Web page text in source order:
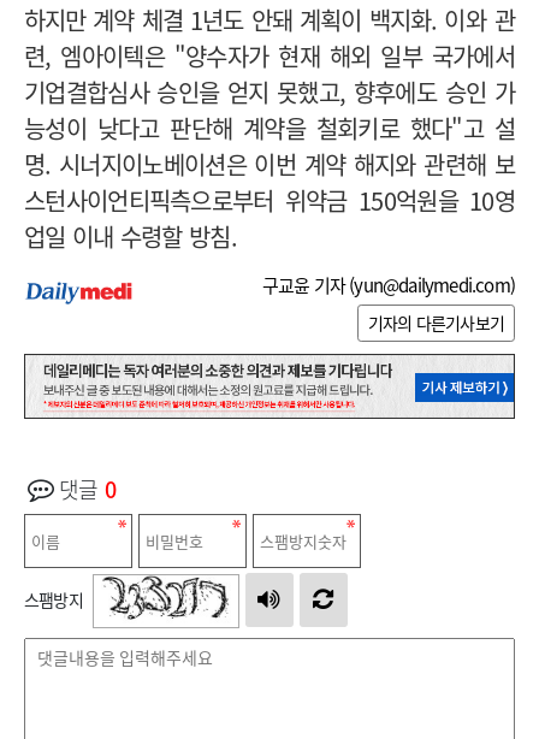
하지만 계약 체결 1년도 안돼 계획이 백지화. 이와 관
련, 엠아이텍은 "양수자가 현재 해외 일부 국가에서
기업결합심사 승인을 얻지 못했고, 향후에도 승인 가
능성이 낮다고 판단해 계약을 철회키로 했다"고 설
명. 시너지이노베이션은 이번 계약 해지와 관련해 보
스턴사이언티픽측으로부터 위약금 150억원을 10영
업일 이내 수령할 방침.
구교윤 기자 (yun@dailymedi.com)
기자의 다른기사보기
댓글 0
스팸방지